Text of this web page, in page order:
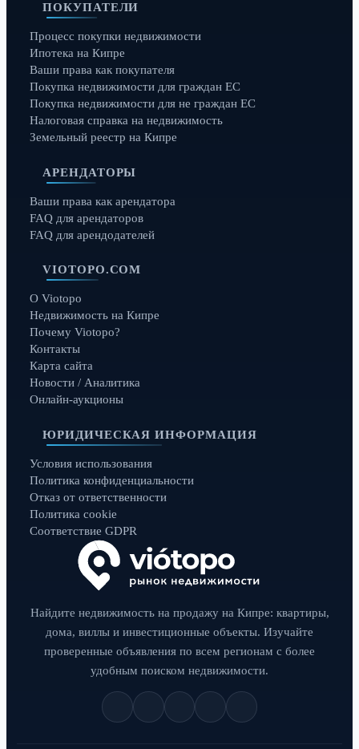
ПОКУПАТЕЛИ
Процесс покупки недвижимости
Ипотека на Кипре
Ваши права как покупателя
Покупка недвижимости для граждан ЕС
Покупка недвижимости для не граждан ЕС
Налоговая справка на недвижимость
Земельный реестр на Кипре
АРЕНДАТОРЫ
Ваши права как арендатора
FAQ для арендаторов
FAQ для арендодателей
VIOTOPO.COM
О Viotopo
Недвижимость на Кипре
Почему Viotopo?
Контакты
Карта сайта
Новости / Аналитика
Онлайн-аукционы
ЮРИДИЧЕСКАЯ ИНФОРМАЦИЯ
Условия использования
Политика конфиденциальности
Отказ от ответственности
Политика cookie
Соответствие GDPR
Найдите недвижимость на продажу на Кипре: квартиры,
дома, виллы и инвестиционные объекты. Изучайте
проверенные объявления по всем регионам с более
удобным поиском недвижимости.